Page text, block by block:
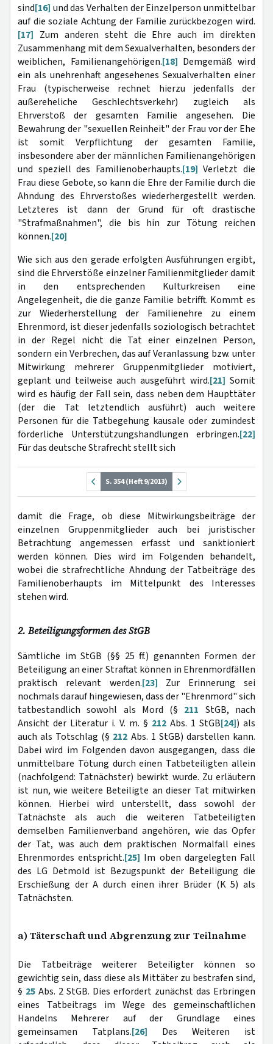
sind[16] und das Verhalten der Einzelperson unmittelbar
auf die soziale Achtung der Familie zurückbezogen wird.
[17] Zum anderen steht die Ehre auch im direkten
Zusammenhang mit dem Sexualverhalten, besonders der
weiblichen, Familienangehörigen.[18] Demgemäß wird
ein als unehrenhaft angesehenes Sexualverhalten einer
Frau (typischerweise rechnet hierzu jedenfalls der
außereheliche Geschlechtsverkehr) zugleich als
Ehrverstoß der gesamten Familie angesehen. Die
Bewahrung der "sexuellen Reinheit" der Frau vor der Ehe
ist somit Verpflichtung der gesamten Familie,
insbesondere aber der männlichen Familienangehörigen
und speziell des Familienoberhaupts.[19] Verletzt die
Frau diese Gebote, so kann die Ehre der Familie durch die
Ahndung des Ehrverstoßes wiederhergestellt werden.
Letzteres ist dann der Grund für oft drastische
"Strafmaßnahmen", die bis hin zur Tötung reichen
können.[20]
Wie sich aus den gerade erfolgten Ausführungen ergibt,
sind die Ehrverstöße einzelner Familienmitglieder damit
in den entsprechenden Kulturkreisen eine
Angelegenheit, die die ganze Familie betrifft. Kommt es
zur Wiederherstellung der Familienehre zu einem
Ehrenmord, ist dieser jedenfalls soziologisch betrachtet
in der Regel nicht die Tat einer einzelnen Person,
sondern ein Verbrechen, das auf Veranlassung bzw. unter
Mitwirkung mehrerer Gruppenmitglieder motiviert,
geplant und teilweise auch ausgeführt wird.[21] Somit
wird es häufig der Fall sein, dass neben dem Haupttäter
(der die Tat letztendlich ausführt) auch weitere
Personen für die Tatbegehung kausale oder zumindest
förderliche Unterstützungshandlungen erbringen.[22]
Für das deutsche Strafrecht stellt sich
S. 354 (Heft 9/2013)
damit die Frage, ob diese Mitwirkungsbeiträge der
einzelnen Gruppenmitglieder auch bei juristischer
Betrachtung angemessen erfasst und sanktioniert
werden können. Dies wird im Folgenden behandelt,
wobei die strafrechtliche Ahndung der Tatbeiträge des
Familienoberhaupts im Mittelpunkt des Interesses
stehen wird.
2. Beteiligungsformen des StGB
Sämtliche im StGB (§§ 25 ff.) genannten Formen der
Beteiligung an einer Straftat können in Ehrenmordfällen
praktisch relevant werden.[23] Zur Erinnerung sei
nochmals darauf hingewiesen, dass der "Ehrenmord" sich
tatbestandlich sowohl als Mord (§ 211 StGB, nach
Ansicht der Literatur i. V. m. § 212 Abs. 1 StGB[24]) als
auch als Totschlag (§ 212 Abs. 1 StGB) darstellen kann.
Dabei wird im Folgenden davon ausgegangen, dass die
unmittelbare Tötung durch einen Tatbeteiligten allein
(nachfolgend: Tatnächster) bewirkt wurde. Zu erläutern
ist nun, wie weitere Beteiligte an dieser Tat mitwirken
können. Hierbei wird unterstellt, dass sowohl der
Tatnächste als auch die weiteren Tatbeteiligten
demselben Familienverband angehören, wie das Opfer
der Tat, was auch dem praktischen Normalfall eines
Ehrenmordes entspricht.[25] Im oben dargelegten Fall
des LG Detmold ist Bezugspunkt der Beteiligung die
Erschießung der A durch einen ihrer Brüder (K 5) als
Tatnächsten.
a) Täterschaft und Abgrenzung zur Teilnahme
Die Tatbeiträge weiterer Beteiligter können so
gewichtig sein, dass diese als Mittäter zu bestrafen sind,
§ 25 Abs. 2 StGB. Dies erfordert zunächst das Erbringen
eines Tatbeitrags im Wege des gemeinschaftlichen
Handelns Mehrerer auf der Grundlage eines
gemeinsamen Tatplans.[26] Des Weiteren ist